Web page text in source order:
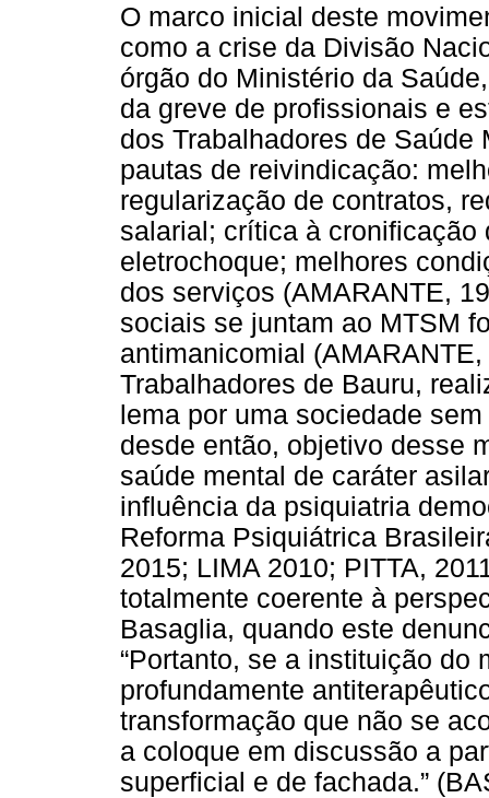
O marco inicial deste
como a crise da Divisão
órgão do Ministério da
da greve de profissionais e
dos Trabalhadores de
pautas de reivindicação:
regularização de contratos,
salarial; crítica à cronificação
eletrochoque; melhores
dos serviços (AMARANTE,
sociais se juntam ao MTSM
antimanicomial
Trabalhadores de Bauru,
lema por uma sociedade
desde então, objetivo desse
saúde mental de caráter
influência da psiquiatria
Reforma Psiquiátrica
2015; LIMA 2010; PITTA,
totalmente coerente à
Basaglia, quando este
“Portanto, se a instituição do
profundamente
transformação que não se
a coloque em discussão a
superficial e de fachada.”